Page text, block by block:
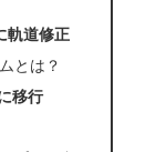
軌道修正
とは？
移行